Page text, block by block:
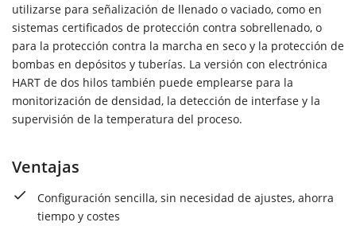
utilizarse para señalización de llenado o vaciado, como en
sistemas certificados de protección contra sobrellenado, o
para la protección contra la marcha en seco y la protección de
bombas en depósitos y tuberías. La versión con electrónica
HART de dos hilos también puede emplearse para la
monitorización de densidad, la detección de interfase y la
supervisión de la temperatura del proceso.
Ventajas
Configuración sencilla, sin necesidad de ajustes, ahorra
tiempo y costes